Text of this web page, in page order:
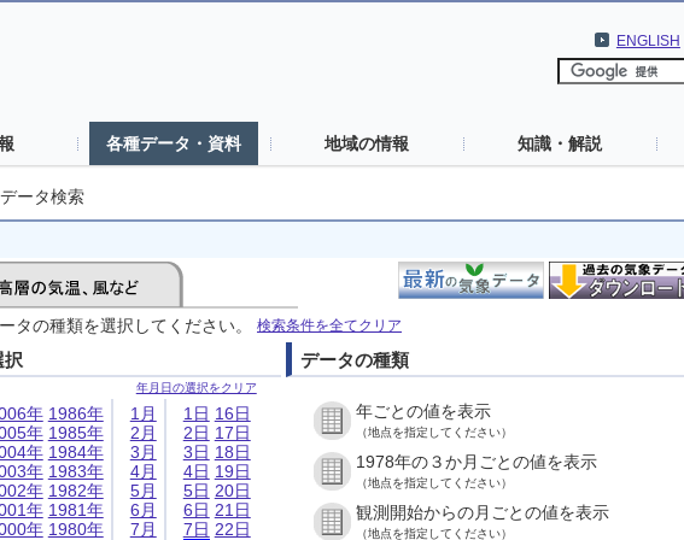
ENGLISH
各種データ・資料 地域の情報 知識・解説
ータ検索
タの種類を選択してください。 検索条件を全てクリア
択
年月日の選択をクリア
年
年
年
年
年
年
年
1986年
1985年
1984年
1983年
1982年
1981年
1980年
1月
2月
3月
4月
5月
6月
7月
1日
2日
3日
4日
5日
6日
7日
16日
17日
18日
19日
20日
21日
22日
データの種類
年ごとの値を表示
（地点を指定してください）
1978年の３か月ごとの値を表示
（地点を指定してください）
観測開始からの月ごとの値を表示
（地点を指定してください）